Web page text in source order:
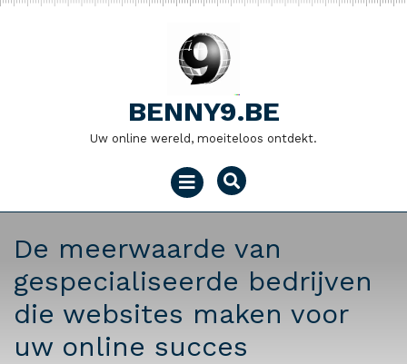
Naar
BENNY9.BE
Uw online wereld, moeiteloos ontdekt.
Menu
openen
De meerwaarde van
gespecialiseerde bedrijven
die websites maken voor
uw online succes